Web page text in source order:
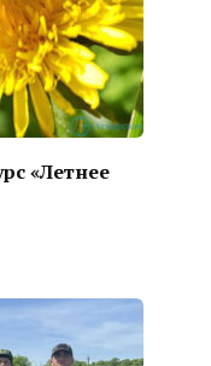
«Летнее